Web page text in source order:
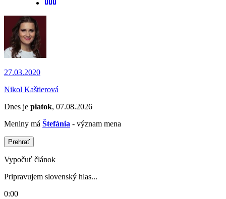
27.03.2020
Nikol Kaštierová
Dnes je piatok, 07.08.2026
Meniny má Štefánia - význam mena
Prehrať
Vypočuť článok
Pripravujem slovenský hlas...
0:00